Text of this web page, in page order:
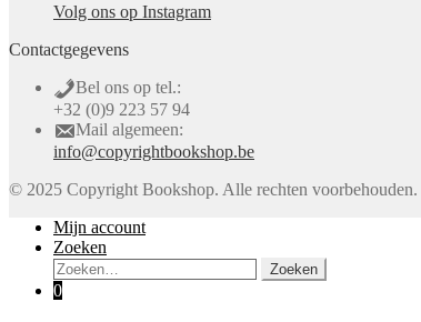
Volg ons op Instagram
Contactgegevens
Bel ons op tel.:
+32 (0)9 223 57 94
Mail algemeen:
info@copyrightbookshop.be
© 2025 Copyright Bookshop. Alle rechten voorbehouden.
Mijn account
Zoeken
Zoeken
naar:
Zoeken
0